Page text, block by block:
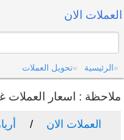
العملات الان
الرئيسية تحويل العملات
ملاحظة : اسعار العملات
العملات الان